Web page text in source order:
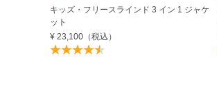
キッズ・フリースラインド 3 イン 1 ジャケ
ット
¥ 23,100 （税込）